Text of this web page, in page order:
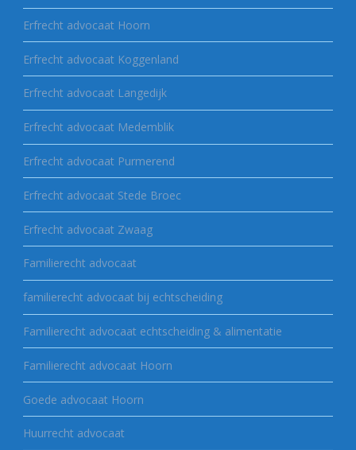
Erfrecht advocaat Hoorn
Erfrecht advocaat Koggenland
Erfrecht advocaat Langedijk
Erfrecht advocaat Medemblik
Erfrecht advocaat Purmerend
Erfrecht advocaat Stede Broec
Erfrecht advocaat Zwaag
Familierecht advocaat
familierecht advocaat bij echtscheiding
Familierecht advocaat echtscheiding & alimentatie
Familierecht advocaat Hoorn
Goede advocaat Hoorn
Huurrecht advocaat